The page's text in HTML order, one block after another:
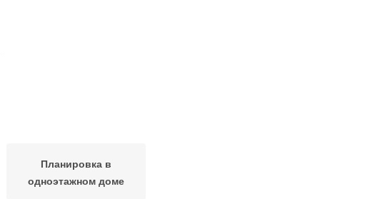
Планировка в
одноэтажном доме